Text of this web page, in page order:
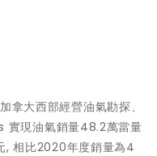
大西部經營油氣勘探、
實現油氣銷量48.2萬當量
, 相比2020年度銷量為4